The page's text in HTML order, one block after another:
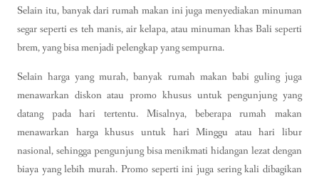
Selain itu, banyak dari rumah makan ini juga menyediakan minuman
segar seperti es teh manis, air kelapa, atau minuman khas Bali seperti
brem, yang bisa menjadi pelengkap yang sempurna.
Selain harga yang murah, banyak rumah makan babi guling juga
menawarkan diskon atau promo khusus untuk pengunjung yang
datang pada hari tertentu. Misalnya, beberapa rumah makan
menawarkan harga khusus untuk hari Minggu atau hari libur
nasional, sehingga pengunjung bisa menikmati hidangan lezat dengan
biaya yang lebih murah. Promo seperti ini juga sering kali dibagikan